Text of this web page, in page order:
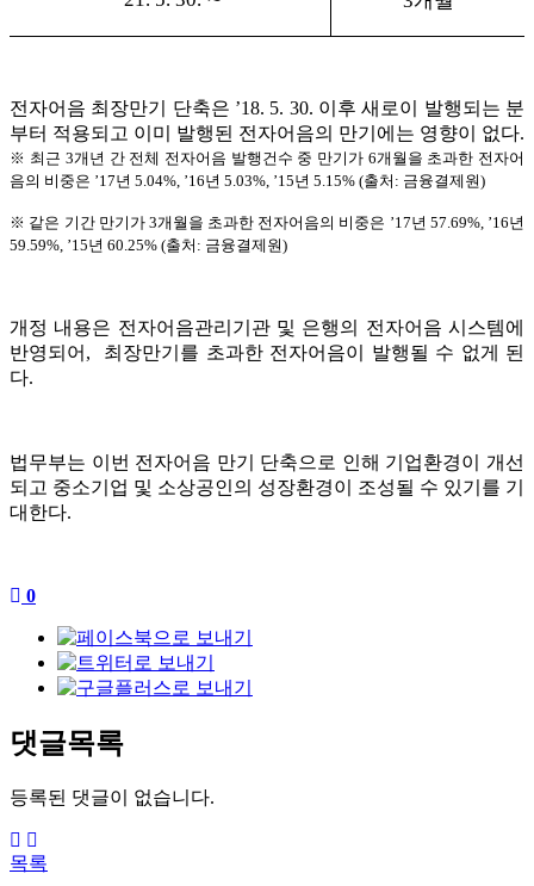
전자어음 최장만기 단축은 ’18. 5. 30. 이후 새로이 발행되는 분
부터 적용되고 이미 발행된 전자어음의 만기에는 영향이 없다.
※ 최근 3개년 간 전체 전자어음 발행건수 중 만기가 6개월을 초과한 전자어
음의 비중은 ’17년 5.04%, ’16년 5.03%, ’15년 5.15% (출처: 금융결제원)
※ 같은 기간 만기가 3개월을 초과한 전자어음의 비중은 ’17년 57.69%, ’16년
59.59%, ’15년 60.25% (출처: 금융결제원)
개정 내용은 전자어음관리기관 및 은행의 전자어음 시스템에
반영되어, 최장만기를 초과한 전자어음이 발행될 수 없게 된
다.
법무부는 이번 전자어음 만기 단축으로 인해 기업환경이 개선
되고 중소기업 및 소상공인의 성장환경이 조성될 수 있기를 기
대한다.
0
댓글목록
등록된 댓글이 없습니다.
목록